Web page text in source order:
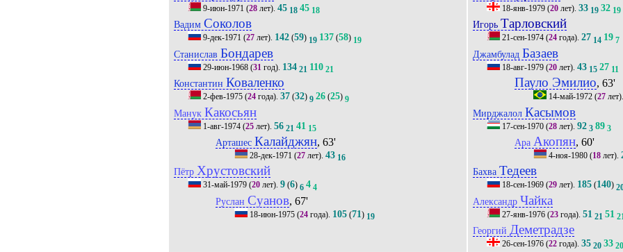
9-июн-1971 (28 лет).45 18 45 18
ВадимСоколов
9-дек-1971 (27 лет). 142 (59) 19 137 (58) 19
Станислав Бондарев
29-июн-1968 (31 год). 134 21 110 21
Константин Коваленко
2-фев-1975 (24 года).37 (32) 9 26 (25) 9
Манук Какосьян
1-авг-1974 (25 лет).56 21 41 15
Арташес Калайджян, 63'
28-дек-1971 (27лет). 43 16
ПётрХрустовский
31-май-1979 (20 лет).9 (6) 6 4 4
РусланСуанов, 67'
18-июн-1975(24года). 105(71) 19
18-янв-1979 (20 лет).33 19 32 19
ИгорьТарловский
21-сен-1974 (24 года).27 14 19 7
Джамбулад Базаев
18-авг-1979 (20 лет).43 15 27 11
Пауло Эмилио, 63'
14-май-1972(27лет).
Мирджалол Касымов
17-сен-1970 (28 лет).92 3 89 3
Ара Акопян, 60'
4-ноя-1980(18лет).
БахваТедеев
18-сен-1969 (29 лет). 185 (140)
Александр Чайка
27-янв-1976 (23 года).51 21 51
Георгий Деметрадзе
26-сен-1976 (22 года).35 20 33 20